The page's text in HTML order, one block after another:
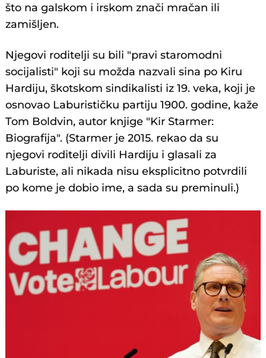
što na galskom i irskom znači mračan ili
zamišljen.
Njegovi roditelji su bili "pravi staromodni
socijalisti" koji su možda nazvali sina po Kiru
Hardiju, škotskom sindikalisti iz 19. veka, koji je
osnovao Laburističku partiju 1900. godine, kaže
Tom Boldvin, autor knjige "Kir Starmer:
Biografija". (Starmer je 2015. rekao da su
njegovi roditelji divili Hardiju i glasali za
Laburiste, ali nikada nisu eksplicitno potvrdili
po kome je dobio ime, a sada su preminuli.)